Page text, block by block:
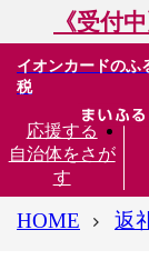
《受付
イオンカードのふ
税
応援する
自治体をさが
す
HOME 返